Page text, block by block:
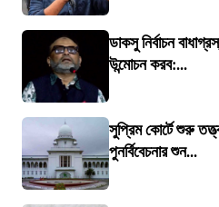
ডাকসু নির্বাচন
উন্মোচন করব:...
সুপ্রিম কোর্টে শুরু
পুনর্বিবেচনার শুন...